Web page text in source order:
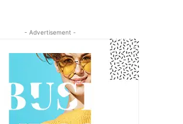
- Advertisement -